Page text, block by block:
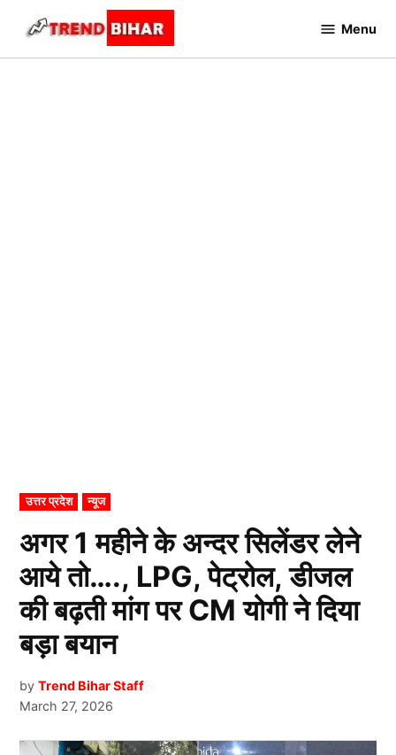
content
Bihar
Menu
POSTED
IN
उत्तर प्रदेश न्यूज
अगर 1 महीने के अन्दर सिलेंडर लेने
आये तो…., LPG, पेट्रोल, डीजल
की बढ़ती मांग पर CM योगी ने दिया
बड़ा बयान
by Trend Bihar Staff
March 27, 2026